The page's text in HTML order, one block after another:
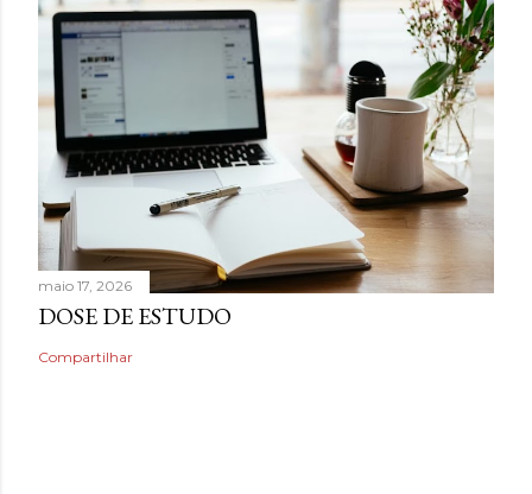
maio 17, 2026
DOSE DE ESTUDO
Compartilhar